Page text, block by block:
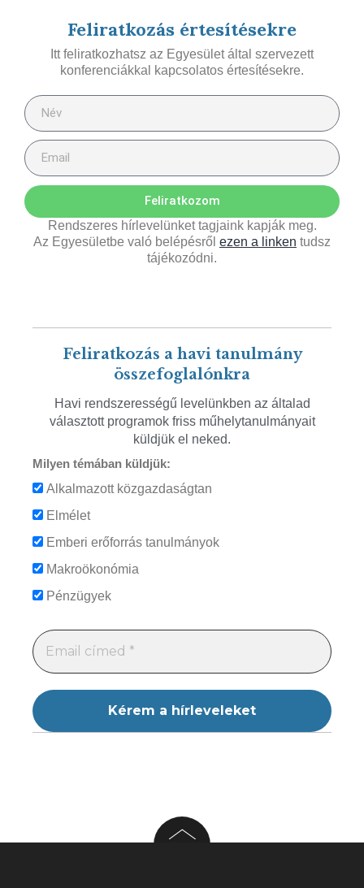
Feliratkozás értesítésekre
Itt feliratkozhatsz az Egyesület által szervezett
konferenciákkal kapcsolatos értesítésekre.
Feliratkozom
Rendszeres hírlevelünket tagjaink kapják meg.
Az Egyesületbe való belépésről ezen a linken tudsz
tájékozódni.
Feliratkozás a havi tanulmány
összefoglalónkra
Havi rendszerességű levelünkben az általad
választott programok friss műhelytanulmányait
küldjük el neked.
Milyen témában küldjük:
Alkalmazott közgazdaságtan
Elmélet
Emberi erőforrás tanulmányok
Makroökonómia
Pénzügyek